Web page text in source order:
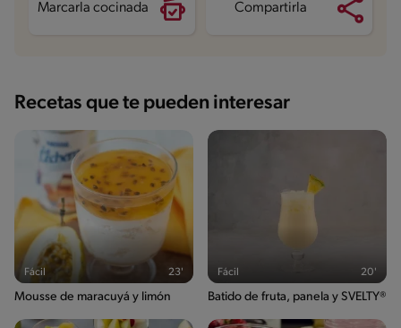
Marcarla cocinada Compartirla
Recetas que te pueden interesar
Fácil 23'
Mousse de maracuyá y limón
Fácil 20'
Batido de fruta, panela y SVELTY®